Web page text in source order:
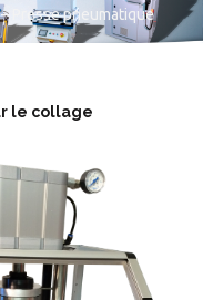
– Presse pneumatique
le collage